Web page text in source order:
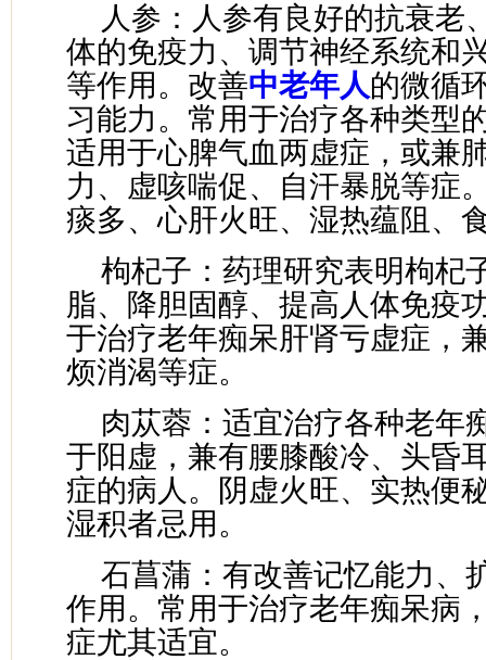
人参：人参有良好的抗衰老
体的免疫力、调节神经系统和
等作用。改善中老年人的微循
习能力。常用于治疗各种类型
适用于心脾气血两虚症，或兼
力、虚咳喘促、自汗暴脱等症
痰多、心肝火旺、湿热蕴阻、
枸杞子：药理研究表明枸杞
脂、降胆固醇、提高人体免疫
于治疗老年痴呆肝肾亏虚症，
烦消渴等症。
肉苁蓉：适宜治疗各种老年
于阳虚，兼有腰膝酸冷、头昏
症的病人。阴虚火旺、实热便
湿积者忌用。
石菖蒲：有改善记忆能力、
作用。常用于治疗老年痴呆病
症尤其适宜。